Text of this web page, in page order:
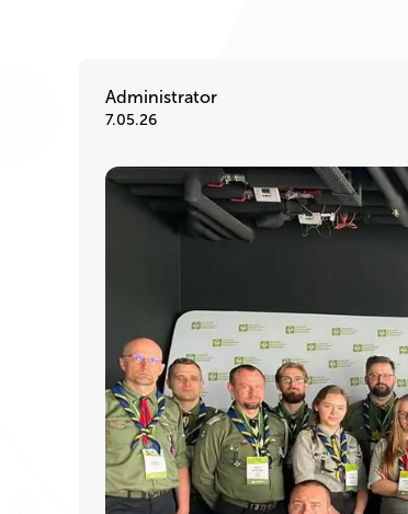
Administrator
7.05.26